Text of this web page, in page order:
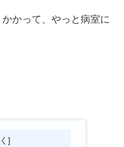
かって、やっと病室に